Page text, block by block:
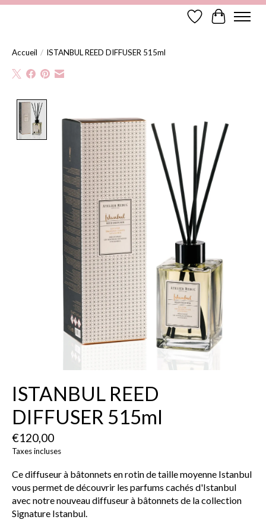
Liste de souhaits
Panier
Accueil / ISTANBUL REED DIFFUSER 515ml
ISTANBUL REED
DIFFUSER 515ml
€120,00
Taxes incluses
Ce diffuseur à bâtonnets en rotin de taille moyenne Istanbul
vous permet de découvrir les parfums cachés d'Istanbul
avec notre nouveau diffuseur à bâtonnets de la collection
Signature Istanbul.